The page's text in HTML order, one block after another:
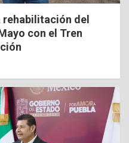
rehabilitación del
con el Tren